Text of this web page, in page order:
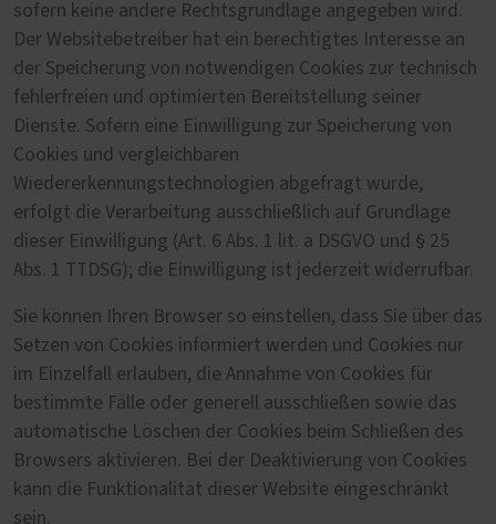
sofern keine andere Rechtsgrundlage angegeben wird.
Der Websitebetreiber hat ein berechtigtes Interesse an
der Speicherung von notwendigen Cookies zur technisch
fehlerfreien und optimierten Bereitstellung seiner
Dienste. Sofern eine Einwilligung zur Speicherung von
Cookies und vergleichbaren
Wiedererkennungstechnologien abgefragt wurde,
erfolgt die Verarbeitung ausschließlich auf Grundlage
dieser Einwilligung (Art. 6 Abs. 1 lit. a DSGVO und § 25
Abs. 1 TTDSG); die Einwilligung ist jederzeit widerrufbar.
Sie können Ihren Browser so einstellen, dass Sie über das
Setzen von Cookies informiert werden und Cookies nur
im Einzelfall erlauben, die Annahme von Cookies für
bestimmte Fälle oder generell ausschließen sowie das
automatische Löschen der Cookies beim Schließen des
Browsers aktivieren. Bei der Deaktivierung von Cookies
kann die Funktionalität dieser Website eingeschränkt
sein.